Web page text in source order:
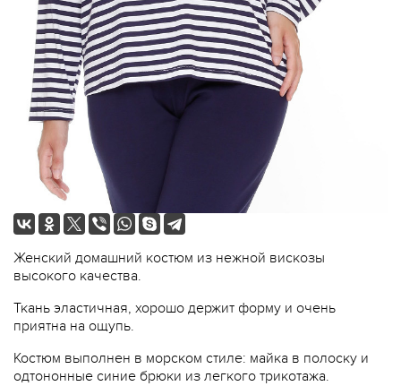
Женский домашний костюм из нежной вискозы
высокого качества.
Ткань эластичная, хорошо держит форму и очень
приятна на ощупь.
Костюм выполнен в морском стиле: майка в полоску и
одтононные синие брюки из легкого трикотажа.